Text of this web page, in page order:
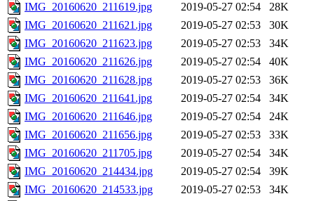
IMG_20160620_211619.jpg
2019-05-27 02:54
28K
IMG_20160620_211621.jpg
2019-05-27 02:53
30K
IMG_20160620_211623.jpg
2019-05-27 02:53
34K
IMG_20160620_211626.jpg
2019-05-27 02:54
40K
IMG_20160620_211628.jpg
2019-05-27 02:53
36K
IMG_20160620_211641.jpg
2019-05-27 02:54
34K
IMG_20160620_211646.jpg
2019-05-27 02:54
24K
IMG_20160620_211656.jpg
2019-05-27 02:53
33K
IMG_20160620_211705.jpg
2019-05-27 02:54
34K
IMG_20160620_214434.jpg
2019-05-27 02:54
39K
IMG_20160620_214533.jpg
2019-05-27 02:53
34K